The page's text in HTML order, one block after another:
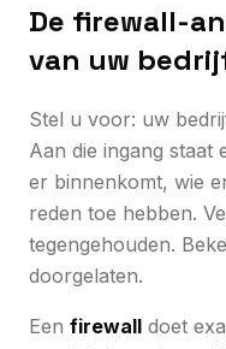
De firewall-
van uw
Stel u voor: uw
Aan die ingang staat
er binnenkomt, wie
reden toe hebben.
tegengehouden.
doorgelaten.
Een firewall doet